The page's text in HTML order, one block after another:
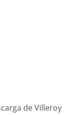
de Villeroy